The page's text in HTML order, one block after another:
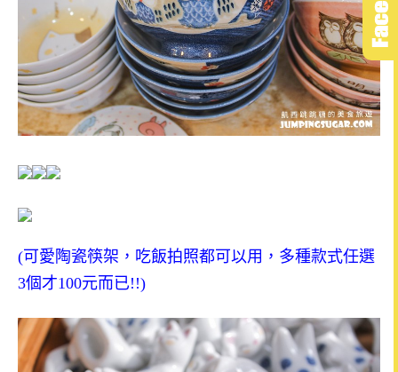
(可愛陶瓷筷架，吃飯拍照都可以用，多種款式任選
3個才100元而已!!)